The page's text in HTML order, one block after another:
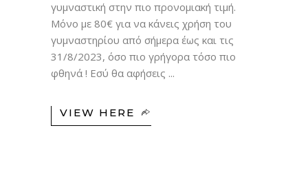
γυμναστική στην πιο προνομιακή τιμή.
Μόνο με 80€ για να κάνεις χρήση του
γυμναστηρίου από σήμερα έως και τις
31/8/2023, όσο πιο γρήγορα τόσο πιο
φθηνά ! Εσύ θα αφήσεις
VIEW HERE